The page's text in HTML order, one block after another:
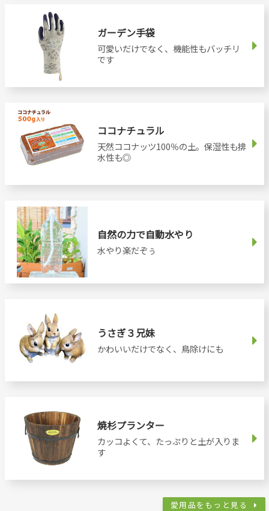
ガーデン手袋
可愛いだけでなく、機能性もバッチリ
です
ココナチュラル
天然ココナッツ100％の土。保湿性も排
水性も◎
自然の力で自動水やり
水やり楽だぞぅ
うさぎ３兄妹
かわいいだけでなく、鳥除けにも
焼杉プランター
カッコよくて、たっぷりと土が入りま
す
愛用品をもっと見る